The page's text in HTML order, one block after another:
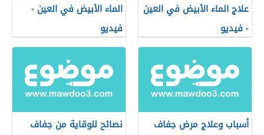
علاج الماء الأبيض في العين
- فيديو
الماء الأبيض في العين -
فيديو
أسباب وعلاج مرض جفاف
نصائح للوقاية من جفاف